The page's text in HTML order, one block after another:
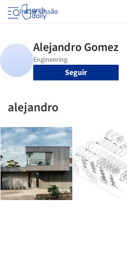
Iniciar sessão
Seguir
alejandro